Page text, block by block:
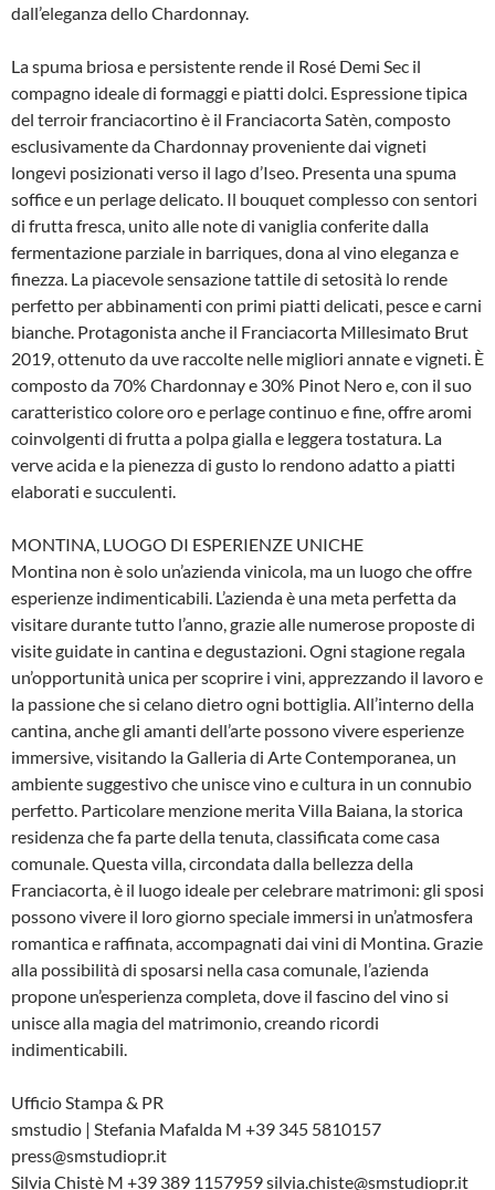
dall’eleganza dello Chardonnay.
La spuma briosa e persistente rende il Rosé Demi Sec il
compagno ideale di formaggi e piatti dolci. Espressione tipica
del terroir franciacortino è il Franciacorta Satèn, composto
esclusivamente da Chardonnay proveniente dai vigneti
longevi posizionati verso il lago d’Iseo. Presenta una spuma
soffice e un perlage delicato. Il bouquet complesso con sentori
di frutta fresca, unito alle note di vaniglia conferite dalla
fermentazione parziale in barriques, dona al vino eleganza e
finezza. La piacevole sensazione tattile di setosità lo rende
perfetto per abbinamenti con primi piatti delicati, pesce e carni
bianche. Protagonista anche il Franciacorta Millesimato Brut
2019, ottenuto da uve raccolte nelle migliori annate e vigneti. È
composto da 70% Chardonnay e 30% Pinot Nero e, con il suo
caratteristico colore oro e perlage continuo e fine, offre aromi
coinvolgenti di frutta a polpa gialla e leggera tostatura. La
verve acida e la pienezza di gusto lo rendono adatto a piatti
elaborati e succulenti.
MONTINA, LUOGO DI ESPERIENZE UNICHE
Montina non è solo un’azienda vinicola, ma un luogo che offre
esperienze indimenticabili. L’azienda è una meta perfetta da
visitare durante tutto l’anno, grazie alle numerose proposte di
visite guidate in cantina e degustazioni. Ogni stagione regala
un’opportunità unica per scoprire i vini, apprezzando il lavoro e
la passione che si celano dietro ogni bottiglia. All’interno della
cantina, anche gli amanti dell’arte possono vivere esperienze
immersive, visitando la Galleria di Arte Contemporanea, un
ambiente suggestivo che unisce vino e cultura in un connubio
perfetto. Particolare menzione merita Villa Baiana, la storica
residenza che fa parte della tenuta, classificata come casa
comunale. Questa villa, circondata dalla bellezza della
Franciacorta, è il luogo ideale per celebrare matrimoni: gli sposi
possono vivere il loro giorno speciale immersi in un’atmosfera
romantica e raffinata, accompagnati dai vini di Montina. Grazie
alla possibilità di sposarsi nella casa comunale, l’azienda
propone un’esperienza completa, dove il fascino del vino si
unisce alla magia del matrimonio, creando ricordi
indimenticabili.
Ufficio Stampa & PR
smstudio | Stefania Mafalda M +39 345 5810157
press@smstudiopr.it
Silvia Chistè M +39 389 1157959 silvia.chiste@smstudiopr.it